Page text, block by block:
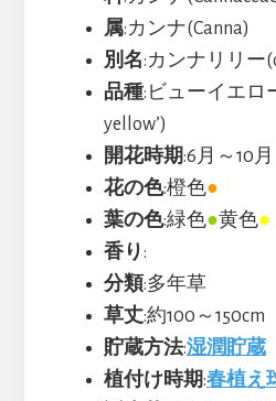
属:カンナ(Canna)
別名:カンナリリー
品種:ビューイエロ
yellow’)
開花時期:6月～10月
花の色:橙色●
葉の色:緑色●黄色●
香り:
分類:多年草
草丈:約100～150cm
貯蔵方法:湿潤貯蔵
植付け時期:春植え